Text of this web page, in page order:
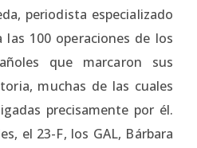
periodista especializado
100 operaciones de los
que marcaron sus
muchas de las cuales
precisamente por él.
el 23-F, los GAL, Bárbara